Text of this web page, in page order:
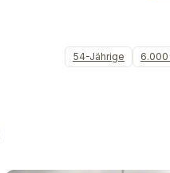
54-Jährige 6.000